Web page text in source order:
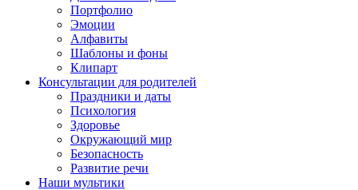
Портфолио
Эмоции
Алфавиты
Шаблоны и фоны
Клипарт
Консультации для родителей
Праздники и даты
Психология
Здоровье
Окружающий мир
Безопасность
Развитие речи
Наши мультики